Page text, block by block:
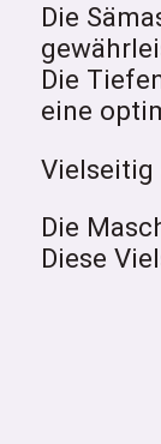
Die
Die
eine
Vielseitig
Die
Diese